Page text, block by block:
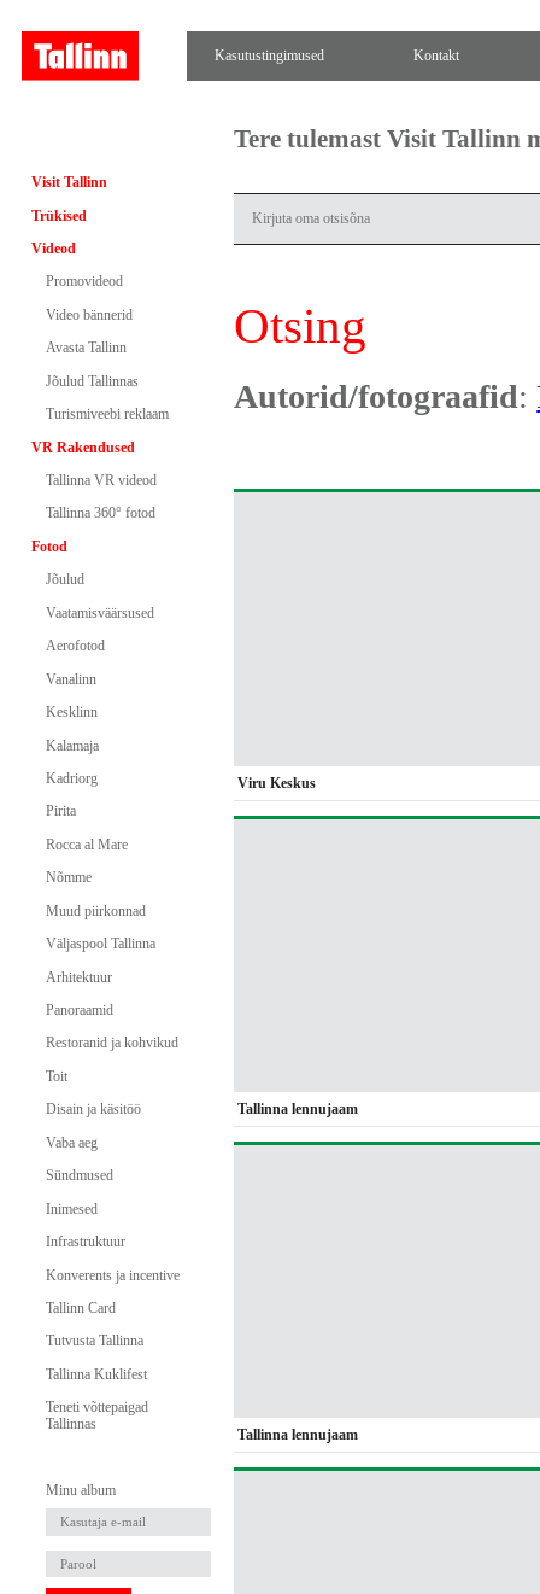
Kasutustingimused Kontakt
Visit Tallinn
Trükised
Videod
Promovideod
Video bännerid
Avasta Tallinn
Jõulud Tallinnas
Turismiveebi reklaam
VR Rakendused
Tallinna VR videod
Tallinna 360° fotod
Fotod
Jõulud
Vaatamisväärsused
Aerofotod
Vanalinn
Kesklinn
Kalamaja
Kadriorg
Pirita
Rocca al Mare
Nõmme
Muud piirkonnad
Väljaspool Tallinna
Arhitektuur
Panoraamid
Restoranid ja kohvikud
Toit
Disain ja käsitöö
Vaba aeg
Sündmused
Inimesed
Infrastruktuur
Konverents ja incentive
Tallinn Card
Tutvusta Tallinna
Tallinna Kuklifest
Teneti võttepaigad
Tallinnas
Minu album
Tere tulemast Visit Tallinn
Otsing
Autorid/fotograafid:
Viru Keskus
Tallinna lennujaam
Tallinna lennujaam